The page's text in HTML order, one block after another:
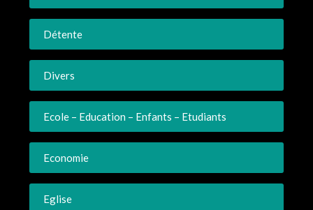
Détente
Divers
Ecole – Education – Enfants – Etudiants
Economie
Eglise